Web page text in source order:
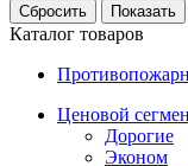
Каталог товаров
Ценовой
Дорогие
Эконом